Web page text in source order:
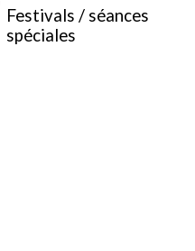
Festivals / séances
spéciales